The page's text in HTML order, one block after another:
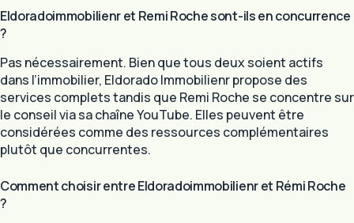
Eldoradoimmobilienr et Remi Roche sont-ils en concurrence
?
Pas nécessairement. Bien que tous deux soient actifs
dans l’immobilier, Eldorado Immobilienr propose des
services complets tandis que Remi Roche se concentre sur
le conseil via sa chaîne YouTube. Elles peuvent être
considérées comme des ressources complémentaires
plutôt que concurrentes.
Comment choisir entre Eldoradoimmobilienr et Rémi Roche
?